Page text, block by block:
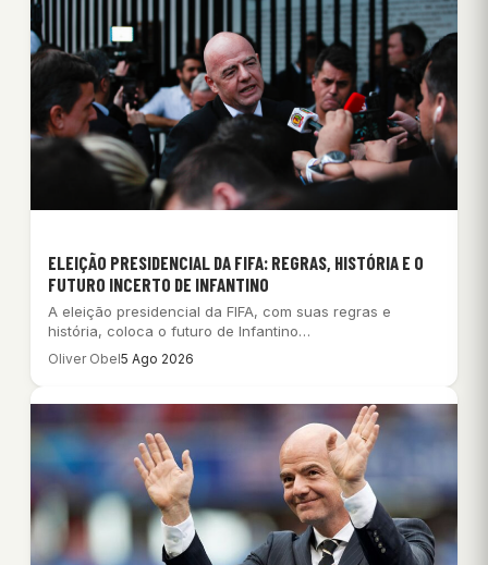
ELEIÇÃO PRESIDENCIAL DA FIFA: REGRAS, HISTÓRIA E O
FUTURO INCERTO DE INFANTINO
A eleição presidencial da FIFA, com suas regras e
história, coloca o futuro de Infantino…
Oliver Obel5 Ago 2026